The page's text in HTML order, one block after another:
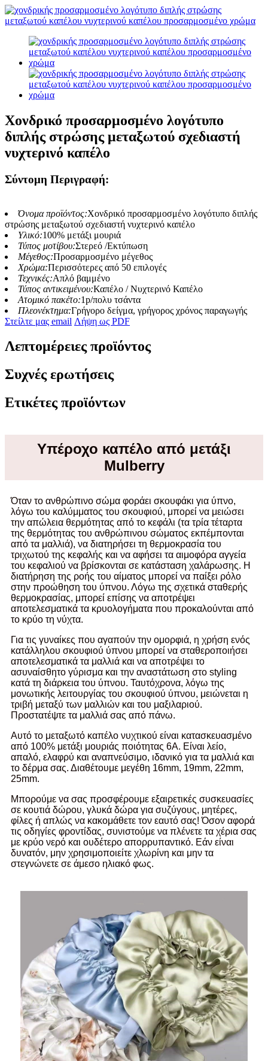
Χονδρικό προσαρμοσμένο λογότυπο
διπλής στρώσης μεταξωτού σχεδιαστή
νυχτερινό καπέλο
Σύντομη Περιγραφή:
Όνομα προϊόντος:Χονδρικό προσαρμοσμένο λογότυπο διπλής
στρώσης μεταξωτού σχεδιαστή νυχτερινό καπέλο
Υλικό:100% μετάξι μουριά
Τύπος μοτίβου:Στερεό /Εκτύπωση
Μέγεθος:Προσαρμοσμένο μέγεθος
Χρώμα:Περισσότερες από 50 επιλογές
Τεχνικές:Απλό βαμμένο
Τύπος αντικειμένου:Καπέλο / Νυχτερινό Καπέλο
Ατομικό πακέτο:1p/πολυ τσάντα
Πλεονέκτημα:Γρήγορο δείγμα, γρήγορος χρόνος παραγωγής
Στείλτε μας email Λήψη ως PDF
Λεπτομέρειες προϊόντος
Συχνές ερωτήσεις
Ετικέτες προϊόντων
Υπέροχο καπέλο από μετάξι
Mulberry
Όταν το ανθρώπινο σώμα φοράει σκουφάκι για ύπνο,
λόγω του καλύμματος του σκουφιού, μπορεί να μειώσει
την απώλεια θερμότητας από το κεφάλι (τα τρία τέταρτα
της θερμότητας του ανθρώπινου σώματος εκπέμπονται
από τα μαλλιά), να διατηρήσει τη θερμοκρασία του
τριχωτού της κεφαλής και να αφήσει τα αιμοφόρα αγγεία
του κεφαλιού να βρίσκονται σε κατάσταση χαλάρωσης. Η
διατήρηση της ροής του αίματος μπορεί να παίξει ρόλο
στην προώθηση του ύπνου. Λόγω της σχετικά σταθερής
θερμοκρασίας, μπορεί επίσης να αποτρέψει
αποτελεσματικά τα κρυολογήματα που προκαλούνται από
το κρύο τη νύχτα.
Για τις γυναίκες που αγαπούν την ομορφιά, η χρήση ενός
κατάλληλου σκουφιού ύπνου μπορεί να σταθεροποιήσει
αποτελεσματικά τα μαλλιά και να αποτρέψει το
ασυναίσθητο γύρισμα και την αναστάτωση στο styling
κατά τη διάρκεια του ύπνου. Ταυτόχρονα, λόγω της
μονωτικής λειτουργίας του σκουφιού ύπνου, μειώνεται η
τριβή μεταξύ των μαλλιών και του μαξιλαριού.
Προστατέψτε τα μαλλιά σας από πάνω.
Αυτό το μεταξωτό καπέλο νυχτικού είναι κατασκευασμένο
από 100% μετάξι μουριάς ποιότητας 6Α. Είναι λείο,
απαλό, ελαφρύ και αναπνεύσιμο, ιδανικό για τα μαλλιά και
το δέρμα σας. Διαθέτουμε μεγέθη 16mm, 19mm, 22mm,
25mm.
Μπορούμε να σας προσφέρουμε εξαιρετικές συσκευασίες
σε κουτιά δώρου, γλυκά δώρα για συζύγους, μητέρες,
φίλες ή απλώς να κακομάθετε τον εαυτό σας! Όσον αφορά
τις οδηγίες φροντίδας, συνιστούμε να πλένετε τα χέρια σας
με κρύο νερό και ουδέτερο απορρυπαντικό. Εάν είναι
δυνατόν, μην χρησιμοποιείτε χλωρίνη και μην τα
στεγνώνετε σε άμεσο ηλιακό φως.